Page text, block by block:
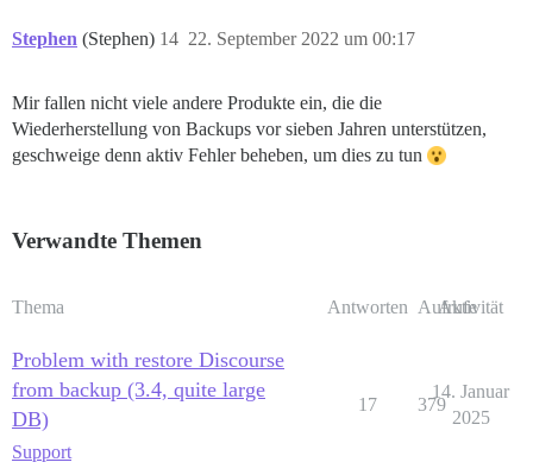
Stephen (Stephen) 22. September 2022 um 00:17
14
Mir fallen nicht viele andere Produkte ein, die die
Wiederherstellung von Backups vor sieben Jahren unterstützen,
geschweige denn aktiv Fehler beheben, um dies zu tun
Verwandte Themen
Thema Antworten Aufrufe
Aktivität
Problem with restore Discourse
from backup (3.4, quite large
DB)
Support
17 379
14. Januar
2025